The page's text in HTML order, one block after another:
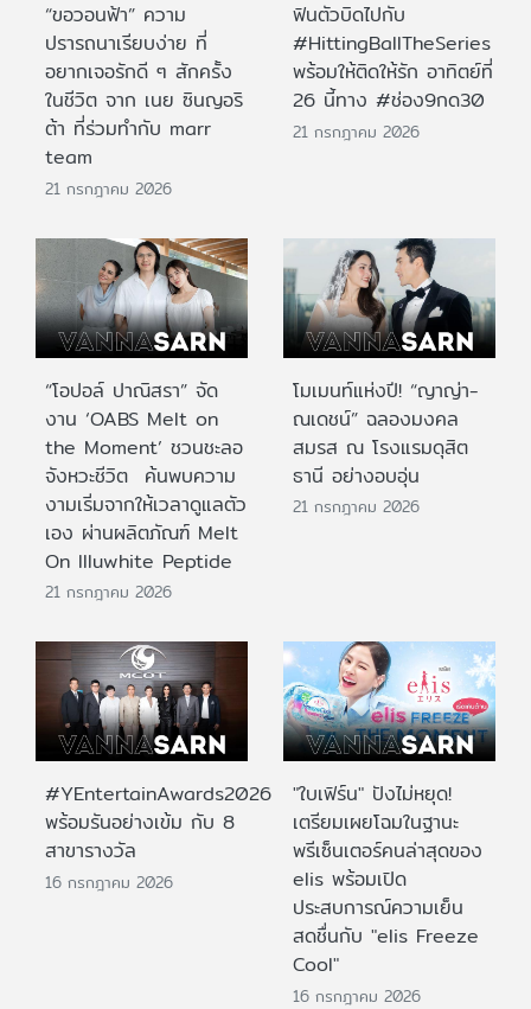
“ขอวอนฟ้า” ความ
ปรารถนาเรียบง่าย ที่
อยากเจอรักดี ๆ สักครั้ง
ในชีวิต จาก เนย ซินญอริ
ต้า ที่ร่วมทำกับ marr
team
21 กรกฎาคม 2026
ฟินตัวบิดไปกับ
#HittingBallTheSeries
พร้อมให้ติดให้รัก อาทิตย์ที่
26 นี้ทาง #ช่อง9กด30
21 กรกฎาคม 2026
“โอปอล์ ปาณิสรา” จัด
งาน ‘OABS Melt on
the Moment’ ชวนชะลอ
จังหวะชีวิต ค้นพบความ
งามเริ่มจากให้เวลาดูแลตัว
เอง ผ่านผลิตภัณฑ์ Melt
On Illuwhite Peptide
21 กรกฎาคม 2026
โมเมนท์แห่งปี! “ญาญ่า-
ณเดชน์” ฉลองมงคล
สมรส ณ โรงแรมดุสิต
ธานี อย่างอบอุ่น
21 กรกฎาคม 2026
#YEntertainAwards2026
พร้อมรันอย่างเข้ม กับ 8
สาขารางวัล
16 กรกฎาคม 2026
"ใบเฟิร์น" ปังไม่หยุด!
เตรียมเผยโฉมในฐานะ
พรีเซ็นเตอร์คนล่าสุดของ
elis พร้อมเปิด
ประสบการณ์ความเย็น
สดชื่นกับ "elis Freeze
Cool"
16 กรกฎาคม 2026